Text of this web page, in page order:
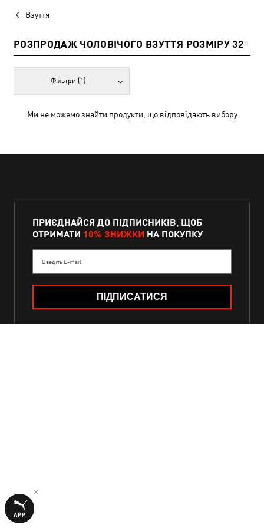
Взуття
РОЗПРОДАЖ ЧОЛОВІЧОГО ВЗУТТЯ РОЗМІРУ 32 0
Фільтри (1)
Ми не можемо знайти продукти, що відповідають вибору
ПРИЄДНАЙСЯ ДО ПІДПИСНИКІВ, ЩОБ
ОТРИМАТИ 10% ЗНИЖКИ НА ПОКУПКУ
Введіть E-mail
ПІДПИСАТИСЯ